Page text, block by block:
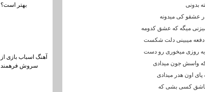
بدونی
عشقو کی میدونه
میگه که عشق کدومه
میبینی دلت شکست
روزی میخوری رو دست
واسش جون میدادی
پای اون هدر میدادی
عاشق کسی بشی که
بهتر است؟
آهنگ اسباب بازی از
سروش فرهمند